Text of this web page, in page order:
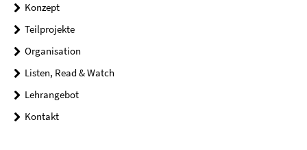
Konzept
Teilprojekte
Organisation
Listen, Read & Watch
Lehrangebot
Kontakt